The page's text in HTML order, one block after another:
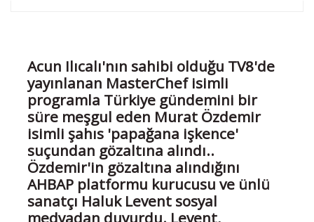
Acun Ilıcalı'nın sahibi olduğu TV8'de
yayınlanan MasterChef isimli
programla Türkiye gündemini bir
süre meşgul eden Murat Özdemir
isimli şahıs 'papağana işkence'
suçundan gözaltına alındı..
Özdemir'in gözaltına alındığını
AHBAP platformu kurucusu ve ünlü
sanatçı Haluk Levent sosyal
medyadan duyurdu. Levent,